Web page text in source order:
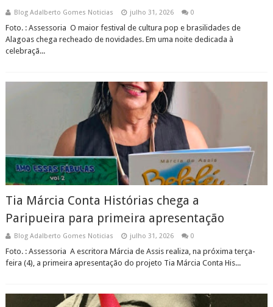
Blog Adalberto Gomes Noticias julho 31, 2026 0
Foto. : Assessoria O maior festival de cultura pop e brasilidades de
Alagoas chega recheado de novidades. Em uma noite dedicada à
celebraçã...
Tia Márcia Conta Histórias chega a
Paripueira para primeira apresentação
Blog Adalberto Gomes Noticias julho 31, 2026 0
Foto. : Assessoria A escritora Márcia de Assis realiza, na próxima terça-
feira (4), a primeira apresentação do projeto Tia Márcia Conta His...